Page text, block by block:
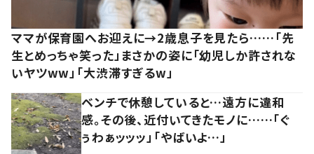
ママが保育園へお迎えに→2歳息子を見たら……「先
生とめっちゃ笑った」まさかの姿に「幼児しか許されな
いヤツww」「大渋滞すぎるw」
ベンチで休憩していると…遠方に違和
感。その後、近付いてきたモノに……「ぐ
ぅわぁッッッ」「やばいよ…」